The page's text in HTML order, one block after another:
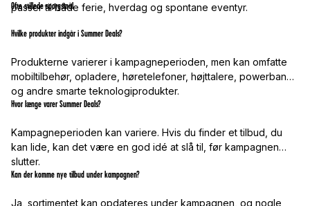
passer til både ferie, hverdag og spontane eventyr.
Ofte stillede spørgsmål
Hvilke produkter indgår i Summer Deals?
Produkterne varierer i kampagneperioden, men kan omfatte
mobiltilbehør, opladere, høretelefoner, højttalere, powerbanks
og andre smarte teknologiprodukter.
Hvor længe varer Summer Deals?
Kampagneperioden kan variere. Hvis du finder et tilbud, du
kan lide, kan det være en god idé at slå til, før kampagnen
slutter.
Kan der komme nye tilbud under kampagnen?
Ja, sortimentet kan opdateres under kampagnen, og nogle